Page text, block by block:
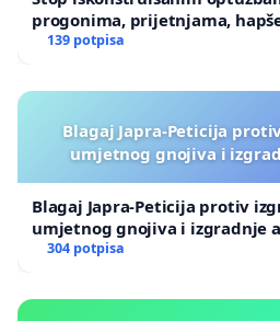
progonima, prijetnjama,
139 potpisa
Blagaj Japra-Peticija
umjetnog gnojiva i
Blagaj Japra-Peticija protiv
umjetnog gnojiva i izgradnje
304 potpisa